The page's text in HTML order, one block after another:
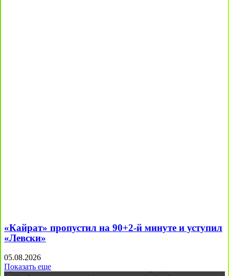
«Кайрат» пропустил на 90+2-й минуте и уступил
«Левски»
05.08.2026
Показать еще